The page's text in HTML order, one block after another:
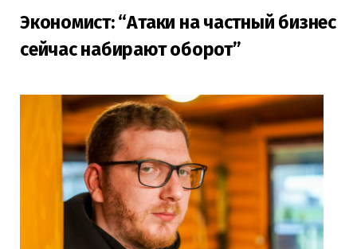
Экономист: “Атаки на частный бизнес
сейчас набирают оборот”